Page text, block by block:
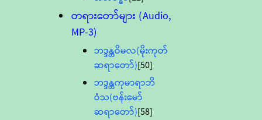
တရားတော်များ (Audio,
MP-3)
ဘဒ္ဒန္တဝိမလ(မိုးကုတ်
ဆရာတော်)[50]
ဘဒ္ဒန္တကုမာရာဘိ
ဝံသ(ဗန်းမော်
ဆရာတော်)[58]